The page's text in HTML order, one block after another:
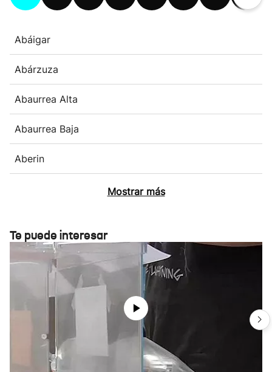
Abáigar
Abárzuza
Abaurrea Alta
Abaurrea Baja
Aberin
Mostrar más
Te puede interesar